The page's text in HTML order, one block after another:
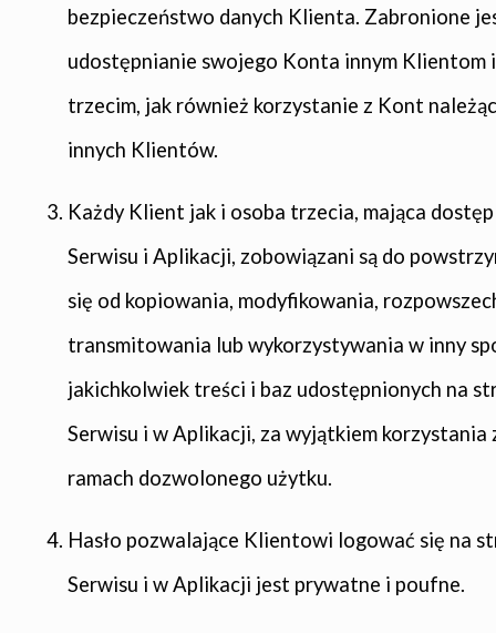
bezpieczeństwo danych Klienta. Zabronione
udostępnianie swojego Konta innym Klientom
trzecim, jak również korzystanie z Kont
innych Klientów.
Każdy Klient jak i osoba trzecia, mająca
Serwisu i Aplikacji, zobowiązani są do
się od kopiowania, modyfikowania,
transmitowania lub wykorzystywania w inny
jakichkolwiek treści i baz udostępnionych na
Serwisu i w Aplikacji, za wyjątkiem korzystania
ramach dozwolonego użytku.
Hasło pozwalające Klientowi logować się na
Serwisu i w Aplikacji jest prywatne i poufne.